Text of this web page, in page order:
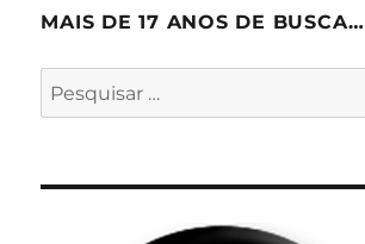
MAIS DE 17 ANOS DE BUSCA…
Pesquisar
por: